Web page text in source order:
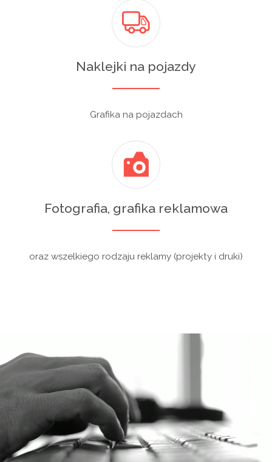
Naklejki na pojazdy
Grafika na pojazdach
Fotografia, grafika reklamowa
oraz wszelkiego rodzaju reklamy (projekty i druki)